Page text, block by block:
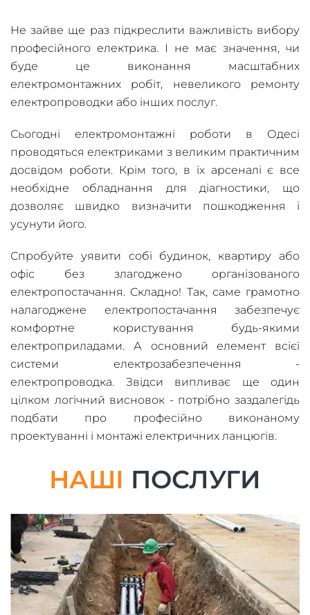
Не зайве ще раз підкреслити важливість вибору
професійного електрика. І не має значення, чи
буде це виконання масштабних
електромонтажних робіт, невеликого ремонту
електропроводки або інших послуг.
Сьогодні електромонтажні роботи в Одесі
проводяться електриками з великим практичним
досвідом роботи. Крім того, в їх арсеналі є все
необхідне обладнання для діагностики, що
дозволяє швидко визначити пошкодження і
усунути його.
Спробуйте уявити собі будинок, квартиру або
офіс без злагоджено організованого
електропостачання. Складно! Так, саме грамотно
налагоджене електропостачання забезпечує
комфортне користування будь-якими
електроприладами. А основний елемент всієї
системи електрозабезпечення -
електропроводка. Звідси випливає ще один
цілком логічний висновок - потрібно заздалегідь
подбати про професійно виконаному
проектуванні і монтажі електричних ланцюгів.
НАШІ ПОСЛУГИ